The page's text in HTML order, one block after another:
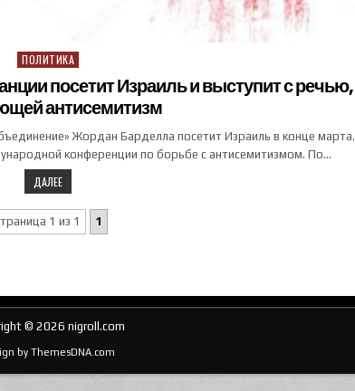
Posted in
ПОЛИТИКА
посетит Израиль и выступит с речью,
антисемитизм
Жордан Барделла посетит Израиль в конце марта.
конференции по борьбе с антисемитизмом. По…
ДАЛЕЕ
1 из 1 1
© 2026 nigroll.com
by ThemesDNA.com